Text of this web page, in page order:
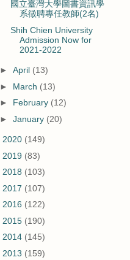
國立臺灣大學圖書資訊學
系徵聘專任教師(2名)
Shih Chien University
Admission Now for
2021-2022
► April (13)
► March (13)
► February (12)
► January (20)
2020 (149)
2019 (83)
2018 (103)
2017 (107)
2016 (122)
2015 (190)
2014 (145)
2013 (159)